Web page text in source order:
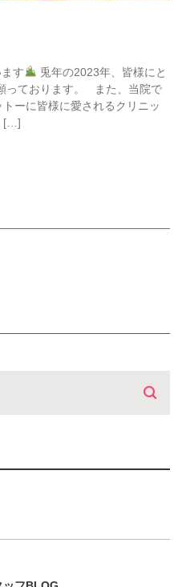
す
兎年の2023年、皆様にと
っております。 また、当院で
ーに皆様に愛されるクリニッ
[…]